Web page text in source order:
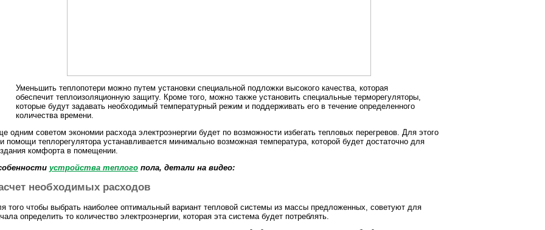
Уменьшить теплопотери можно путем установки специальной подложки высокого качества, которая
обеспечит теплоизоляционную защиту. Кроме того, можно также установить специальные терморегуляторы,
которые будут задавать необходимый температурный режим и поддерживать его в течение определенного
количества времени.
одним советом экономии расхода электроэнергии будет по возможности избегать тепловых перегревов. Для этого
помощи теплорегулятора устанавливается минимально возможная температура, которой будет достаточно для
комфорта в помещении.
устройства теплого пола, детали на видео:
необходимых расходов
того чтобы выбрать наиболее оптимальный вариант тепловой системы из массы предложенных, советуют для
определить то количество электроэнергии, которая эта система будет потреблять.